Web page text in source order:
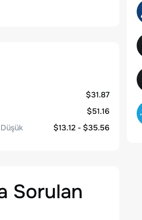
$31.87
$51.16
$13.12 - $35.56
Sorulan